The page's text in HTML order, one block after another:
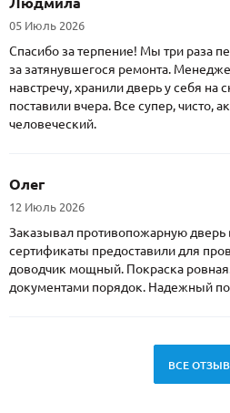
05 Июль 2026
Спасибо за терпение! Мы три раза
за затянувшегося ремонта.
навстречу, хранили дверь у себя на
поставили вчера. Все супер, чисто,
человеческий.
Олег
12 Июль 2026
Заказывал противопожарную дверь
сертификаты предоставили для
доводчик мощный. Покраска
документами порядок. Надежный
ВСЕ